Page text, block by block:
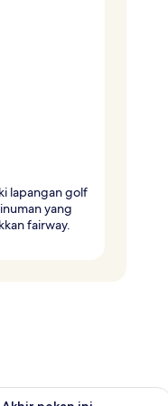
lapangan golf
yang
fairway.
untuk akhir